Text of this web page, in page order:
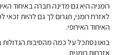
רומניה היא גם מדינה חברה באיחוד
לאזרח רומני, תגרום לך גם להיות זכאי
האיחוד האירופי.
בואו נסתכל על כמה מהסיבות
אזרחות רומנית.